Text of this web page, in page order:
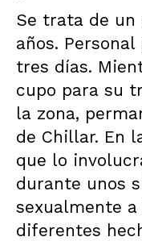
Se trata de un
años.
tres días.
cupo para su
la zona,
de Chillar. En
que lo
durante unos
sexualmente
diferentes